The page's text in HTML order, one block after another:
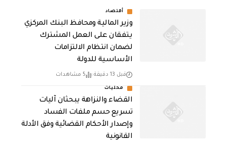
أقتصاد
وزير المالية ومحافظ البنك المركزي
يتفقان على العمل المشترك
لضمان انتظام الالتزامات
الأساسية للدولة
قبل 13 دقيقة 5 مشاهدات
محليات
القضاء والنزاهة يبحثان آليات
تسريع حسم ملفات الفساد
وإصدار الأحكام القضائية وفق الأدلة
القانونية